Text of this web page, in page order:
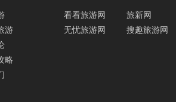
游
略
看看旅游网
旅新网
无忧旅游网
搜趣旅游网